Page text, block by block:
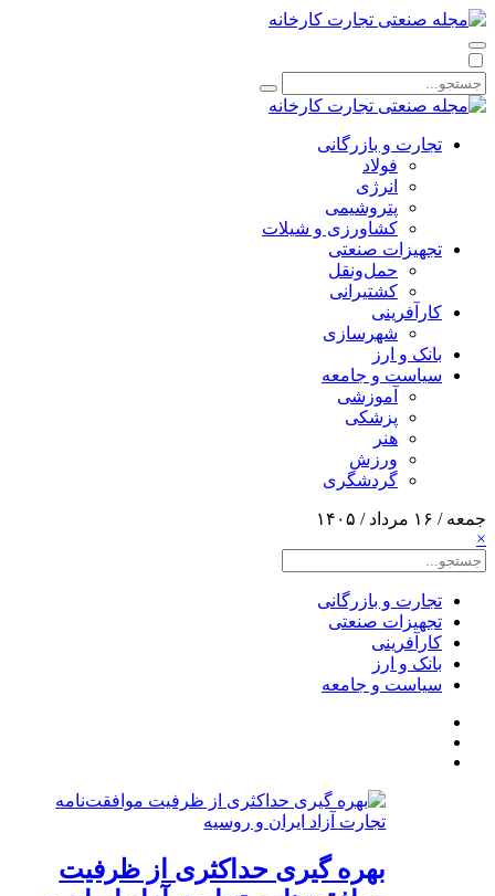
تجارت و بازرگانی
فولاد
انرژی
پتروشیمی
کشاورزی و شیلات
تجهیزات صنعتی
حمل‌و‌نقل
کشتیرانی
کارآفرینی
شهرسازی
بانک و ارز
سیاست و جامعه
آموزشی
پزشکی
هنر
ورزش
گردشگری
جمعه / ۱۶ مرداد / ۱۴۰۵
×
تجارت و بازرگانی
تجهیزات صنعتی
کارآفرینی
بانک و ارز
سیاست و جامعه
بهره گیری حداکثری از ظرفیت